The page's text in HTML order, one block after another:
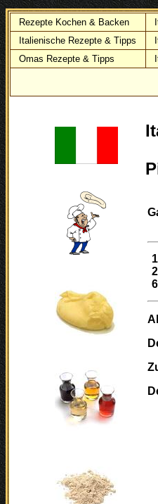
Rezepte Kochen & Backen
Italienische Rezepte & Tipps
Omas Rezepte & Tipps
1